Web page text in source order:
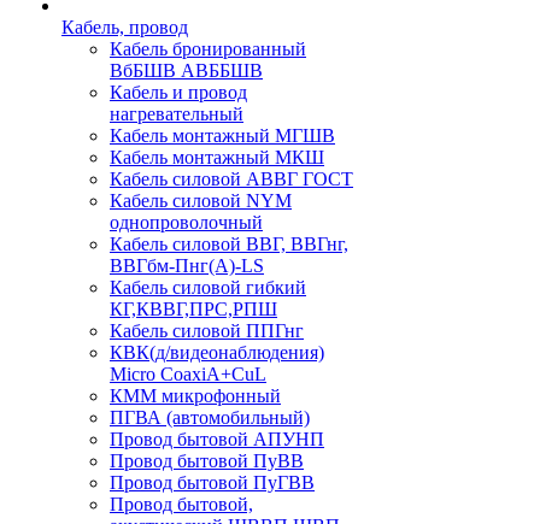
Кабель, провод
Кабель бронированный
ВбБШВ АВББШВ
Кабель и провод
нагревательный
Кабель монтажный МГШВ
Кабель монтажный МКШ
Кабель силовой АВВГ ГОСТ
Кабель силовой NYM
однопроволочный
Кабель силовой ВВГ, ВВГнг,
ВВГбм-Пнг(А)-LS
Кабель силовой гибкий
КГ,КВВГ,ПРС,РПШ
Кабель силовой ППГнг
КВК(д/видеонаблюдения)
Micro CoaxiA+CuL
КММ микрофонный
ПГВА (автомобильный)
Провод бытовой АПУНП
Провод бытовой ПуВВ
Провод бытовой ПуГВВ
Провод бытовой,